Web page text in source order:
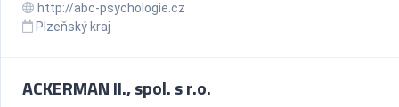
http://abc-psychologie.cz
Plzeňský kraj
ACKERMAN II., spol. s r.o.